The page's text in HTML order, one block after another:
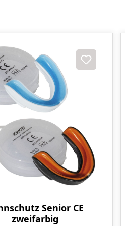
Senior CE
zweifarbig